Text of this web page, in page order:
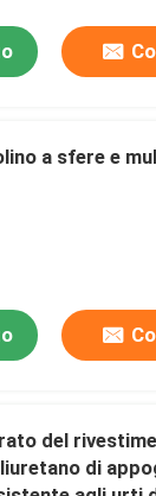
a sfere e
del
di